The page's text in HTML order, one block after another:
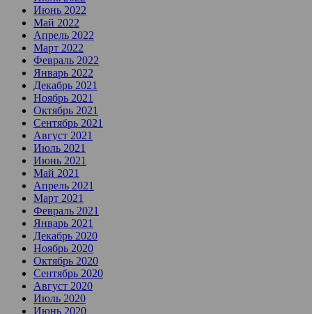
Июнь 2022
Май 2022
Апрель 2022
Март 2022
Февраль 2022
Январь 2022
Декабрь 2021
Ноябрь 2021
Октябрь 2021
Сентябрь 2021
Август 2021
Июль 2021
Июнь 2021
Май 2021
Апрель 2021
Март 2021
Февраль 2021
Январь 2021
Декабрь 2020
Ноябрь 2020
Октябрь 2020
Сентябрь 2020
Август 2020
Июль 2020
Июнь 2020